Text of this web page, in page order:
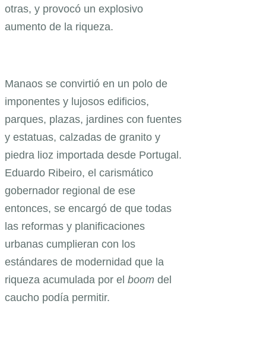
otras, y provocó un explosivo
aumento de la riqueza.
Manaos se convirtió en un polo de
imponentes y lujosos edificios,
parques, plazas, jardines con fuentes
y estatuas, calzadas de granito y
piedra lioz importada desde Portugal.
Eduardo Ribeiro, el carismático
gobernador regional de ese
entonces, se encargó de que todas
las reformas y planificaciones
urbanas cumplieran con los
estándares de modernidad que la
riqueza acumulada por el boom del
caucho podía permitir.